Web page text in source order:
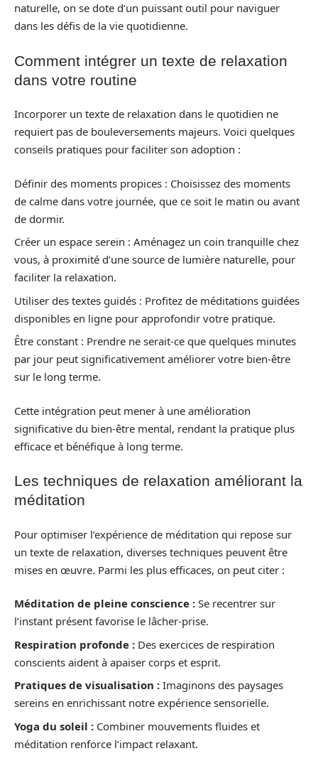
naturelle, on se dote d’un puissant outil pour naviguer
dans les défis de la vie quotidienne.
Comment intégrer un texte de relaxation
dans votre routine
Incorporer un texte de relaxation dans le quotidien ne
requiert pas de bouleversements majeurs. Voici quelques
conseils pratiques pour faciliter son adoption :
Définir des moments propices : Choisissez des moments
de calme dans votre journée, que ce soit le matin ou avant
de dormir.
Créer un espace serein : Aménagez un coin tranquille chez
vous, à proximité d’une source de lumière naturelle, pour
faciliter la relaxation.
Utiliser des textes guidés : Profitez de méditations guidées
disponibles en ligne pour approfondir votre pratique.
Être constant : Prendre ne serait-ce que quelques minutes
par jour peut significativement améliorer votre bien-être
sur le long terme.
Cette intégration peut mener à une amélioration
significative du bien-être mental, rendant la pratique plus
efficace et bénéfique à long terme.
Les techniques de relaxation améliorant la
méditation
Pour optimiser l’expérience de méditation qui repose sur
un texte de relaxation, diverses techniques peuvent être
mises en œuvre. Parmi les plus efficaces, on peut citer :
Méditation de pleine conscience : Se recentrer sur
l’instant présent favorise le lâcher-prise.
Respiration profonde : Des exercices de respiration
conscients aident à apaiser corps et esprit.
Pratiques de visualisation : Imaginons des paysages
sereins en enrichissant notre expérience sensorielle.
Yoga du soleil : Combiner mouvements fluides et
méditation renforce l’impact relaxant.